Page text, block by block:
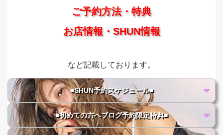
ご予約方法・特典
お店情報・SHUN情報
など記載しております。
■SHUN予約スケジュール■
■初めての方へブログ予約限定特典■